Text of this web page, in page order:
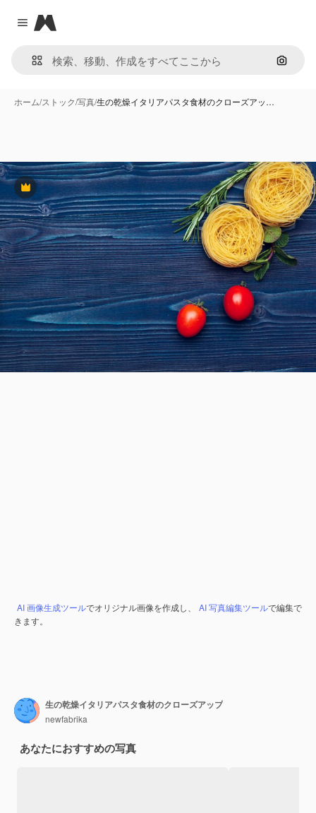
Close menu
Magnific
画像で
ホーム/ストック/写真/生の乾燥イタリアパスタ食材のクローズアッ…
Premium
AI 画像生成ツールでオリジナル画像を作成し、 AI 写真編集ツールで編集で
きます。
生の乾燥イタリアパスタ食材のクローズアップ
newfabrika
あなたにおすすめの写真